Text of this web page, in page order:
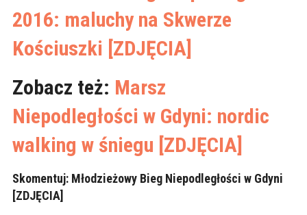
2016: maluchy na Skwerze
Kościuszki [ZDJĘCIA]
Zobacz też: Marsz
Niepodległości w Gdyni: nordic
walking w śniegu [ZDJĘCIA]
Skomentuj: Młodzieżowy Bieg Niepodległości w Gdyni
[ZDJĘCIA]